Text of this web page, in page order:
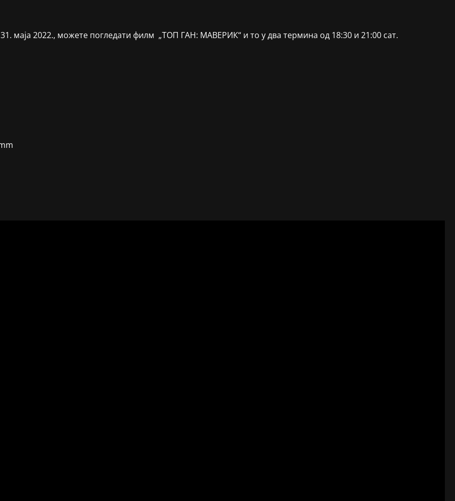
маја 2022., можете погледати филм „ТОП ГАН: МАВЕРИК“ и то у два термина од 18:30 и 21:00 сат.